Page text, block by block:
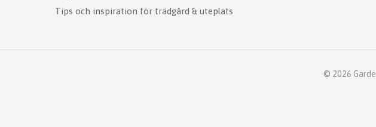
Tips och inspiration för trädgård & uteplats
© 2026